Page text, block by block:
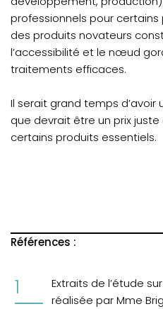
professionnels pour certains
des produits novateurs
l’accessibilité et le nœud
traitements efficaces.
Il serait grand temps d’avoir
que devrait être un prix
certains produits essentiels.
Références :
Extraits de l’étude
réalisée par Mme